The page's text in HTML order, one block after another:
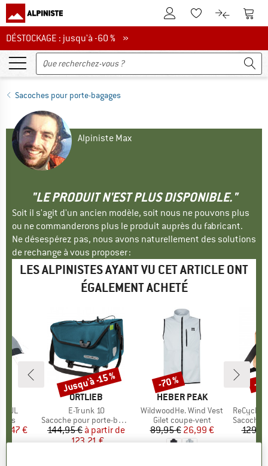
Vers le compte client
Vers la liste
Vers le
DÉSTOCKAGE : jusqu'à -60 %
DÉSTOCKAGE : jusqu'à -60 % »
Sacoches pour porte-bagages
Alpiniste Max
"LE PRODUIT N'EST PLUS DISPONIBLE."
Soit il s'agit d'un ancien modèle, soit nous ne pouvons plus
ou ne commanderons plus le produit auprès du fabricant.
Ne désespérez pas, nous avons naturellement des solutions
de rechange à vous proposer :
LES ALPINISTES AYANT VU CET ARTICLE ONT
ÉGALEMENT ACHETÉ
UL
réduit
€
MARQUE
ORTLIEB
Article
E-Trunk 10
Product group
Sacoche pour porte-bagages
Prix
144,95 € Prix réduit
à partir de
123,21 €
Remise
Jusqu'à -15 %
MARQUE
HEBER PEAK
Article
WildwoodHe. Wind Vest
Product group
Gilet coupe-vent
Prix
89,95 € Prix réduit
26,99 €
Remise
-70 %
Article
ReCycle
Product
Sacoche
-